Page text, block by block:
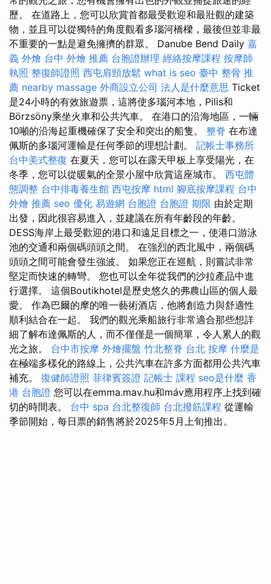
歷。 在道路上，您可以欣賞首都最受歡迎和最壯觀的建築
物，並且可以從獨特的角度觀看多瑙河橋樑，最後但並非最
不重要的一點是避免擁擠的群眾。 Danube Bend Daily 嘉
義 外燴 台中 外燴 推薦 台胞證辦理 經絡按摩課程 按摩師
執照 整復師證照 西屯肩頸放鬆 what is seo 臺中 整骨 推
薦 nearby massage 外商設立公司 法人是什麼意思 Ticket
是24小時的有效旅遊票，這將使多瑙河本地，Pilis和
Börzsöny乘坐火車和公共汽車。 在港口的沿海地區，一輛
10噸的沿海起重機確保了安全和突出的船隻。 整脊 在布達
佩斯的多瑙河運輸是任何季節的理想計劃。 記帳士事務所
台中美式整復 在夏天，您可以在露天甲板上享受陽光，在
冬季，您可以從暖氣的全景小屋中欣賞這座城市。 西屯體
態調整 台中排毒養生館 西屯按摩 html 腳底按摩課程 台中
外燴 推薦 seo 優化 易遊網 台胞證 台胞證 期限 由於定期
出發，因此很容易進入，並建議在所有年齡段的年齡。
DESS海岸上最受歡迎的港口和遠足目標之一，使港口游泳
池的交通和兩個碼頭頭之間。 在強烈的西北風中，兩個碼
頭頭之間可能會發生強波。 如果您正在巡航，則嘗試非常
堅定而快速的轉彎。 您也可以全年從我們的沙拉產品中進
行選擇。 這個Boutikhotel是歷史悠久的弗農山區的個人最
愛。 作為巴爾的摩的唯一藝術酒店，他將創造力與舒適性
順利結合在一起。 我們的觀光乘船旅行非常適合那些想詳
細了解布達佩斯的人，而不僅僅是一個簡單，令人累人的觀
光之旅。 台中市按摩 外燴擺盤 竹北整脊 台北 按摩 什麼是
在極端多樣化的路線上，公共汽車在許多方面都用公共汽車
補充。 復健師證照 菲律賓簽證 記帳士 課程 seo是什麼 香
港 台胞證 您可以在emma.mav.hu和máv應用程序上找到確
切的時間表。 台中 spa 台北整復師 台北撥筋課程 從運輸
季節開始，每日票的銷售將於2025年5月上旬推出。